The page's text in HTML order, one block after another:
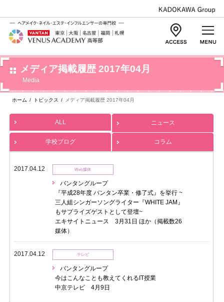
メディア掲載履歴 2017年04月
Media
ホーム / トピックス / メディア掲載履歴 2017年04月
ALL ニュース
学校ブログ コラム
2017.04.12 Web媒体
バンタングループ
『平成28年度 バンタン卒業・修了式』を挙行 ~
三人組シンガーソングライター『WHITE JAM』
もサプライズゲストとして登壇~
エキサイトニュース 3月31日 ほか（掲載数26
媒体）
2017.04.12 テレビ
バンタングループ
今はこんなことも教えてくれるIT授業
中京テレビ 4月9日